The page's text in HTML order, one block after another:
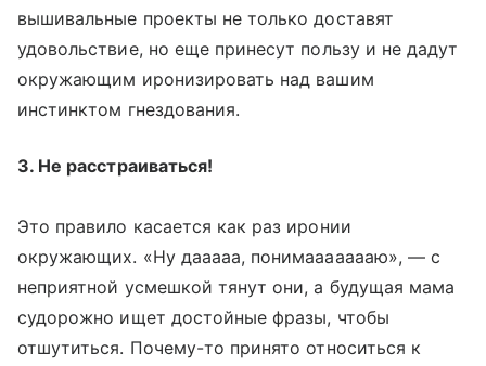
вышивальные проекты не только доставят
удовольствие, но еще принесут пользу и не дадут
окружающим иронизировать над вашим
инстинктом гнездования.
3. Не расстраиваться!
Это правило касается как раз иронии
окружающих. «Ну дааааа, понимаааааааю», — с
неприятной усмешкой тянут они, а будущая мама
судорожно ищет достойные фразы, чтобы
отшутиться. Почему-то принято относиться к